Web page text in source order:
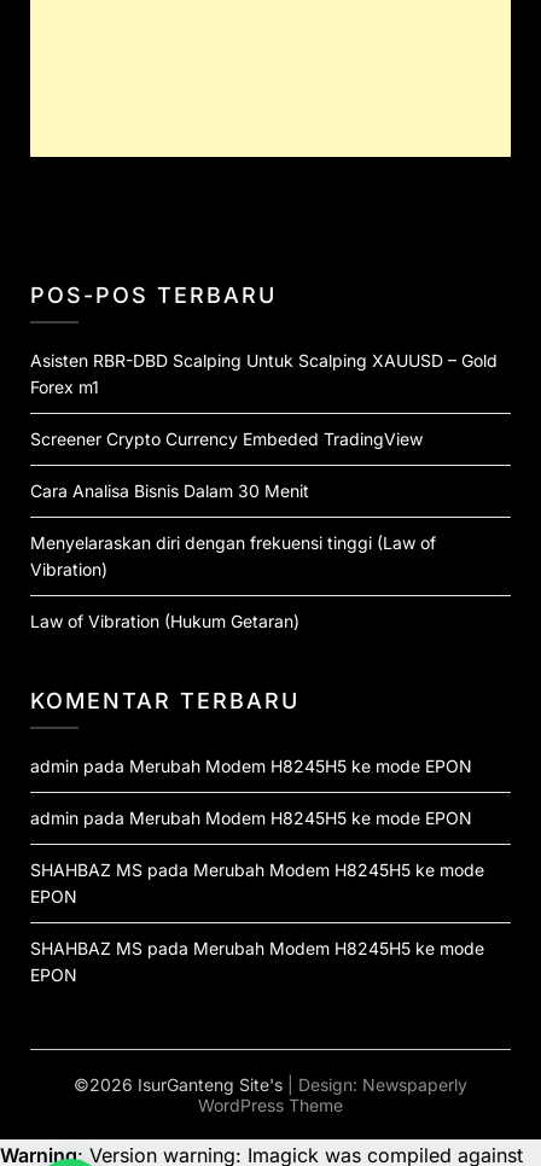
POS-POS TERBARU
Asisten RBR-DBD Scalping Untuk Scalping XAUUSD – Gold
Forex m1
Screener Crypto Currency Embeded TradingView
Cara Analisa Bisnis Dalam 30 Menit
Menyelaraskan diri dengan frekuensi tinggi (Law of
Vibration)
Law of Vibration (Hukum Getaran)
KOMENTAR TERBARU
admin pada Merubah Modem H8245H5 ke mode EPON
admin pada Merubah Modem H8245H5 ke mode EPON
SHAHBAZ MS pada Merubah Modem H8245H5 ke mode
EPON
SHAHBAZ MS pada Merubah Modem H8245H5 ke mode
EPON
©2026 IsurGanteng Site's | Design: Newspaperly
WordPress Theme
Warning: Version warning: Imagick was compiled against